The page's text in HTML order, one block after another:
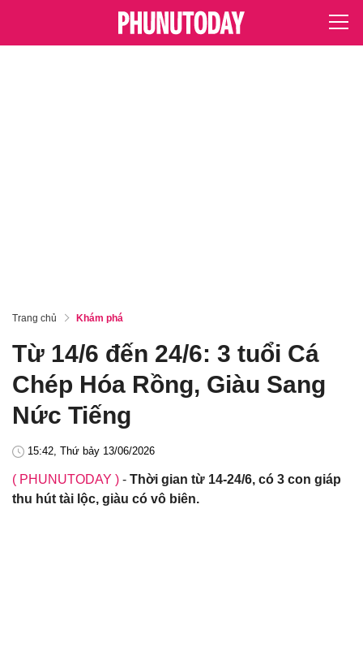
Trang chủ Khám phá
Từ 14/6 đến 24/6: 3 tuổi Cá
Chép Hóa Rồng, Giàu Sang
Nức Tiếng
15:42, Thứ bảy 13/06/2026
( PHUNUTODAY ) - Thời gian từ 14-24/6, có 3 con giáp
thu hút tài lộc, giàu có vô biên.